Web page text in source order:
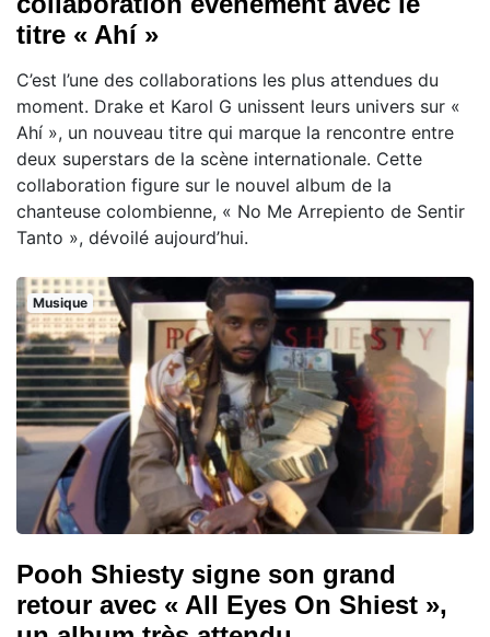
titre « Ahí »
C’est l’une des collaborations les plus attendues du
moment. Drake et Karol G unissent leurs univers sur «
Ahí », un nouveau titre qui marque la rencontre entre
deux superstars de la scène internationale. Cette
collaboration figure sur le nouvel album de la
chanteuse colombienne, « No Me Arrepiento de Sentir
Tanto », dévoilé aujourd’hui.
Musique
Pooh Shiesty signe son grand
retour avec « All Eyes On Shiest »,